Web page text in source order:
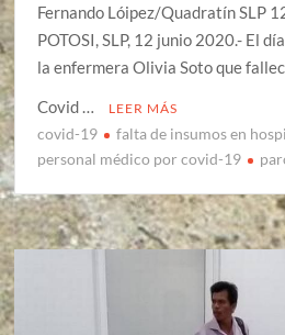
Fernando Lóipez/Quadratín SLP
POTOSI, SLP, 12 junio 2020.- El
la enfermera Olivia Soto que
Covid …
LEER MÁS
covid-19 falta de insumos en
personal médico por covid-19